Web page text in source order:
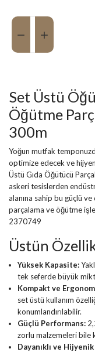
Miktar:
Set Üstü
Öğütme
300m
Yoğun mutfak
optimize edecek ve
Üstü Gıda Öğütücü
askeri tesislerden
alanına sahip bu güçlü
parçalama ve öğütme
2370749
Üstün
Yüksek Kapasite:
tek seferde büyük
Kompakt ve
set üstü kullanım
konumlandırılabilir.
Güçlü Performans:
zorlu malzemeleri bile
Dayanıklı ve